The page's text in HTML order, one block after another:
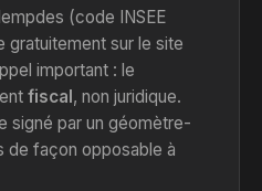
(code INSEE
gratuitement sur le site
important : le
fiscal, non juridique.
signé par un géomètre-
de façon opposable à